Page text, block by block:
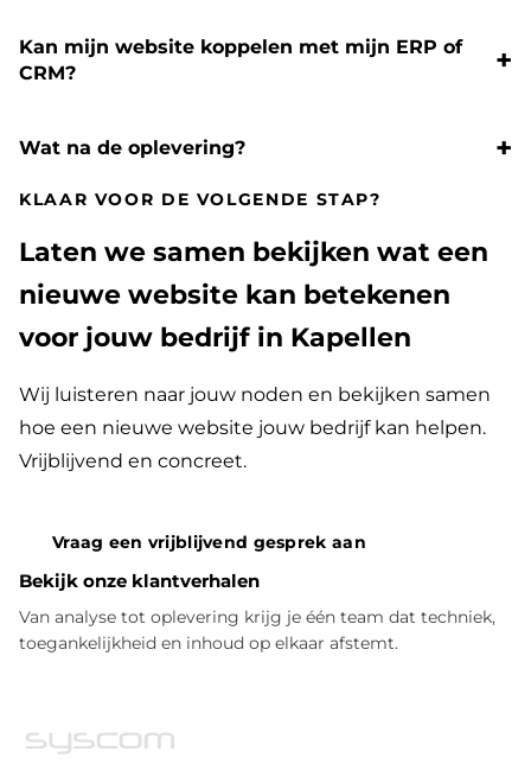
Kan mijn website koppelen met mijn ERP of
CRM?
Wat na de oplevering?
KLAAR VOOR DE VOLGENDE STAP?
Laten we samen bekijken wat een
nieuwe website kan betekenen
voor jouw bedrijf in Kapellen
Wij luisteren naar jouw noden en bekijken samen
hoe een nieuwe website jouw bedrijf kan helpen.
Vrijblijvend en concreet.
Vraag een vrijblijvend gesprek aan
Bekijk onze klantverhalen
Van analyse tot oplevering krijg je één team dat techniek,
toegankelijkheid en inhoud op elkaar afstemt.